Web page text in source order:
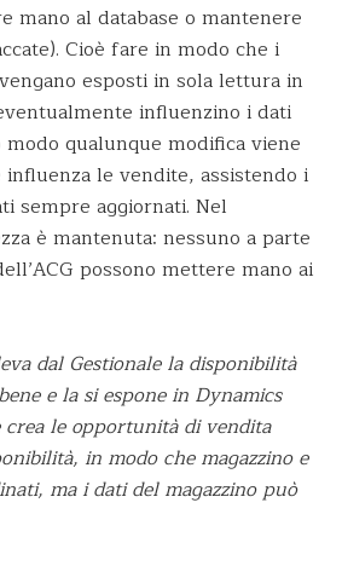
mano al database o mantenere
Cioè fare in modo che i
esposti in sola lettura in
influenzino i dati
qualunque modifica viene
le vendite, assistendo i
sempre aggiornati. Nel
è mantenuta: nessuno a parte
possono mettere mano ai
dal Gestionale la disponibilità
e la si espone in Dynamics
le opportunità di vendita
in modo che magazzino e
ma i dati del magazzino può